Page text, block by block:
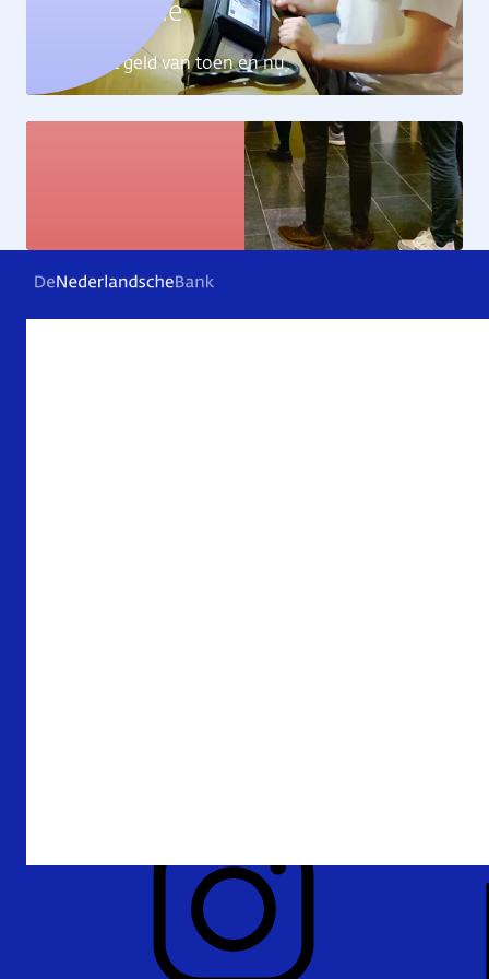
Geldcollectie
Ontdek het geld van toen en nu